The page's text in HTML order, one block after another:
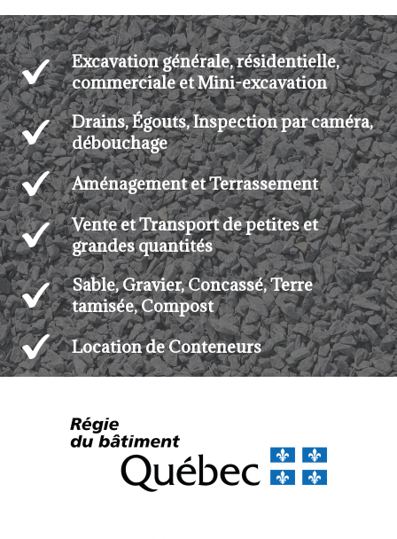
Excavation générale, résidentielle,
commerciale et Mini-excavation
Drains, Égouts, Inspection par caméra,
débouchage
Aménagement et Terrassement
Vente et Transport de petites et
grandes quantités
Sable, Gravier, Concassé, Terre
tamisée, Compost
Location de Conteneurs